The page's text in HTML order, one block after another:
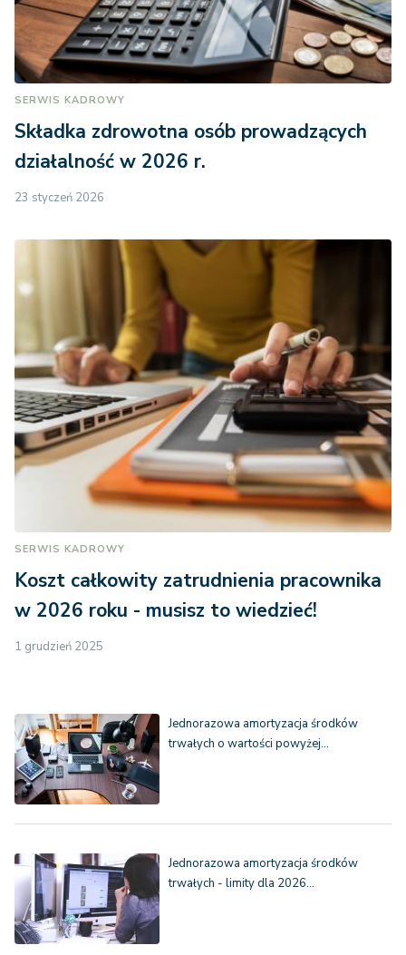
SERWIS KADROWY
Składka zdrowotna osób prowadzących
działalność w 2026 r.
23 styczeń 2026
SERWIS KADROWY
Koszt całkowity zatrudnienia pracownika
w 2026 roku - musisz to wiedzieć!
1 grudzień 2025
Jednorazowa amortyzacja środków
trwałych o wartości powyżej…
Jednorazowa amortyzacja środków
trwałych - limity dla 2026…